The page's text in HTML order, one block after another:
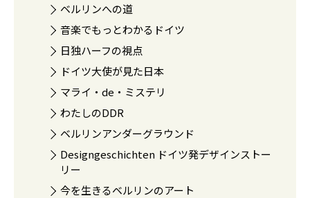
ベルリンへの道
音楽でもっとわかるドイツ
日独ハーフの視点
ドイツ大使が見た日本
マライ・de・ミステリ
わたしのDDR
ベルリンアンダーグラウンド
Designgeschichten ドイツ発デザインストー
リー
今を生きるベルリンのアート